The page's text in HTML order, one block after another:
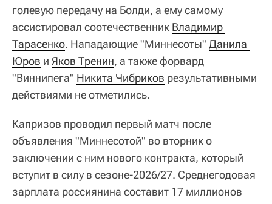
голевую передачу на Болди, а ему самому
ассистировал соотечественник Владимир
Тарасенко. Нападающие "Миннесоты" Данила
Юров и Яков Тренин, а также форвард
"Виннипега" Никита Чибриков результативными
действиями не отметились.
Капризов проводил первый матч после
объявления "Миннесотой" во вторник о
заключении с ним нового контракта, который
вступит в силу в сезоне-2026/27. Среднегодовая
зарплата россиянина составит 17 миллионов